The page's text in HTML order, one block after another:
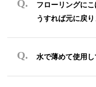
フローリングに
うすれば元に戻り
水で薄めて使用